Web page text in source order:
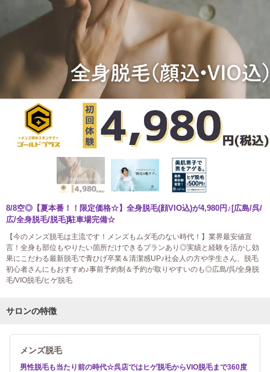
8/8空◎【夏本番！！限定価格☆】全身脱毛(顔VIO込)が4,980円♪[広島/呉/
広/全身脱毛/脱毛]駐車場完備☆
【今のメンズ脱毛は主流です！メンズもムダ毛のない時代！】業界最安値宣
言！全身も部位もやりたい箇所だけできるプランあり◎実績と経験を活かし効
果にこだわる最新脱毛で青ひげ卒業＆清潔感UP♪社会人の方や学生さん、脱毛
初心者さんにもおすすめ♪事前予約制＆予約が取りやすいのも◎広島/呉/全身脱
毛/VIO脱毛/ヒゲ脱毛
サロンの特徴
メンズ脱毛
男性脱毛も当たり前の時代☆呉店ではヒゲ脱毛からVIO脱毛まで360度